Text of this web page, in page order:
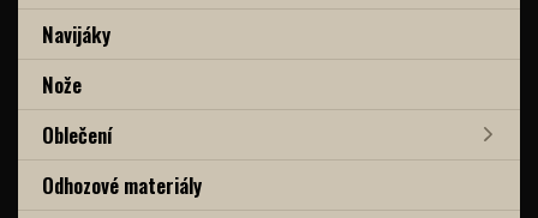
Navijáky
Nože
Oblečení
Odhozové materiály